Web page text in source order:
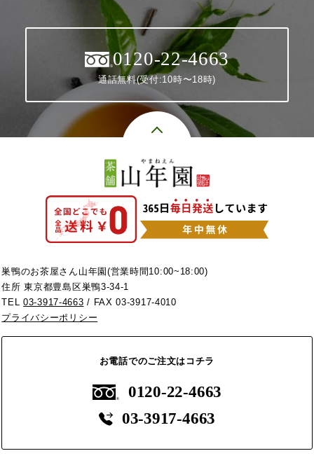
0120-22-4663
通話無料(受付:10時〜18時)
巣鴨のお茶屋さん山年園(営業時間10:00~18:00)
住所 東京都豊島区巣鴨3-34-1
TEL03-3917-4663 / FAX 03-3917-4010
プライバシーポリシー
お電話でのご注文はコチラ
0120-22-4663
03-3917-4663